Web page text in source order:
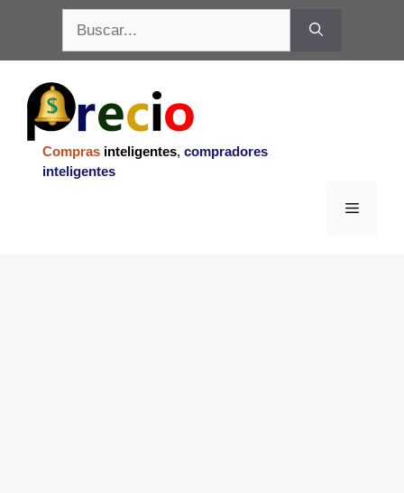
contenido
Compras inteligentes, compradores
inteligentes
Menu